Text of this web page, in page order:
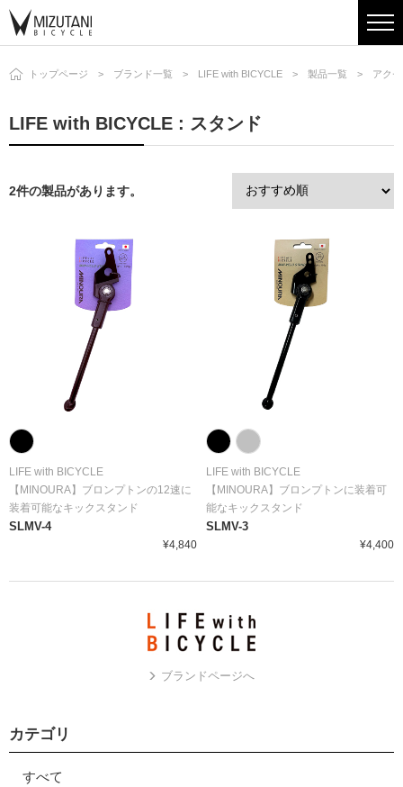
トップページ ブランド一覧 LIFE with BICYCLE 製品一覧 アク
LIFE with BICYCLE : スタンド
2件の製品があります。
LIFE with BICYCLE
【MINOURA】ブロンプトンの12速に
装着可能なキックスタンド
SLMV-4
¥4,840
LIFE with BICYCLE
【MINOURA】ブロンプトンに装着可
能なキックスタンド
SLMV-3
¥4,400
ブランドページへ
カテゴリ
すべて